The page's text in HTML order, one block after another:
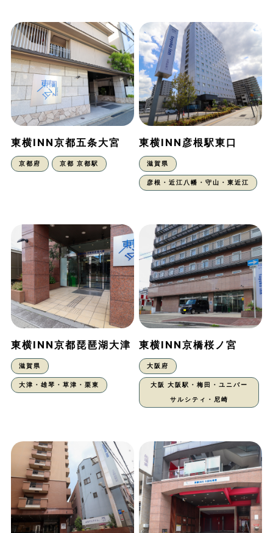
東横INN京都五条大宮
京都府 京都 京都駅
東横INN彦根駅東口
滋賀県
彦根・近江八幡・守山・東近江
東横INN京都琵琶湖大津
滋賀県
大津・雄琴・草津・栗東
東横INN京橋桜ノ宮
大阪府
大阪 大阪駅・梅田・ユニバー
サルシティ・尼崎